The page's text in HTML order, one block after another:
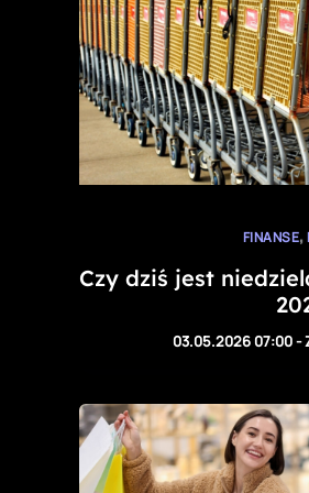
FINANSE,
Czy dziś jest
03.05.2026 07:00-